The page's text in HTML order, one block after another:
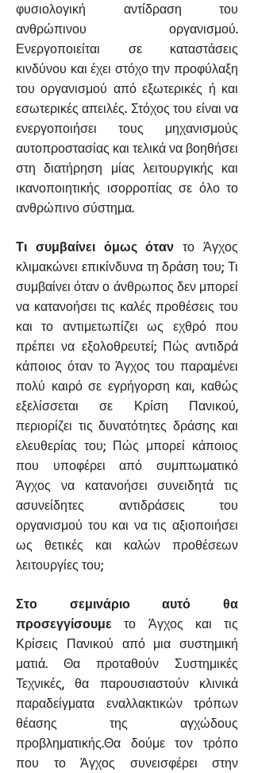
φυσιολογική αντίδραση του
ανθρώπινου οργανισμού.
Ενεργοποιείται σε καταστάσεις
κινδύνου και έχει στόχο την προφύλαξη
του οργανισμού από εξωτερικές ή και
εσωτερικές απειλές. Στόχος του είναι να
ενεργοποιήσει τους μηχανισμούς
αυτοπροστασίας και τελικά να βοηθήσει
στη διατήρηση μίας λειτουργικής και
ικανοποιητικής ισορροπίας σε όλο το
ανθρώπινο σύστημα.
Τι συμβαίνει όμως όταν το Άγχος
κλιμακώνει επικίνδυνα τη δράση του; Τι
συμβαίνει όταν ο άνθρωπος δεν μπορεί
να κατανοήσει τις καλές προθέσεις του
και το αντιμετωπίζει ως εχθρό που
πρέπει να εξολοθρευτεί; Πώς αντιδρά
κάποιος όταν το Άγχος του παραμένει
πολύ καιρό σε εγρήγορση και, καθώς
εξελίσσεται σε Κρίση Πανικού,
περιορίζει τις δυνατότητες δράσης και
ελευθερίας του; Πώς μπορεί κάποιος
που υποφέρει από συμπτωματικό
Άγχος να κατανοήσει συνειδητά τις
ασυνείδητες αντιδράσεις του
οργανισμού του και να τις αξιοποιήσει
ως θετικές και καλών προθέσεων
λειτουργίες του;
Στο σεμινάριο αυτό θα
προσεγγίσουμε το Άγχος και τις
Κρίσεις Πανικού από μια συστημική
ματιά. Θα προταθούν Συστημικές
Τεχνικές, θα παρουσιαστούν κλινικά
παραδείγματα εναλλακτικών τρόπων
θέασης της αγχώδους
προβληματικής.Θα δούμε τον τρόπο
που το Άγχος συνεισφέρει στην